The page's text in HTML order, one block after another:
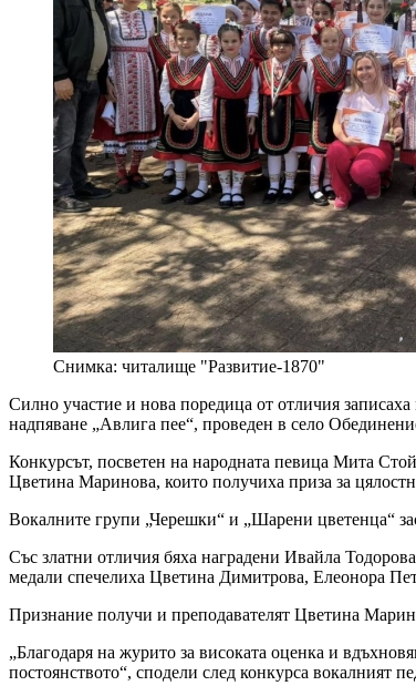
Снимка: читалище "Развитие-1870"
Силно участие и нова поредица от отличия
надпяване „Авлига пее“, проведен в село
Конкурсът, посветен на народната певица Мита
Цветина Маринова, които получиха приза за
Вокалните групи „Черешки“ и „Шарени цветенца“
Със златни отличия бяха наградени Ивайла
медали спечелиха Цветина Димитрова, Елеонора
Признание получи и преподавателят Цветина
„Благодаря на журито за високата оценка и
постоянството“, сподели след конкурса вокалният